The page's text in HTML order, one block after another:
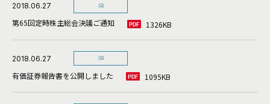
2018.06.27 IR
第65回定時株主総会決議ご通知 1326KB
2018.06.27 IR
有価証券報告書を公開しました 1095KB